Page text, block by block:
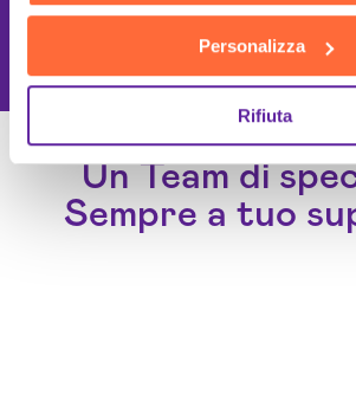
Personalizza
Rifiuta
This site is protected by reCAPTCHA
Un Team di
Sempre a tuo